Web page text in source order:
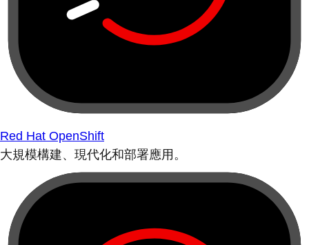
Red Hat OpenShift
大規模構建、現代化和部署應用。